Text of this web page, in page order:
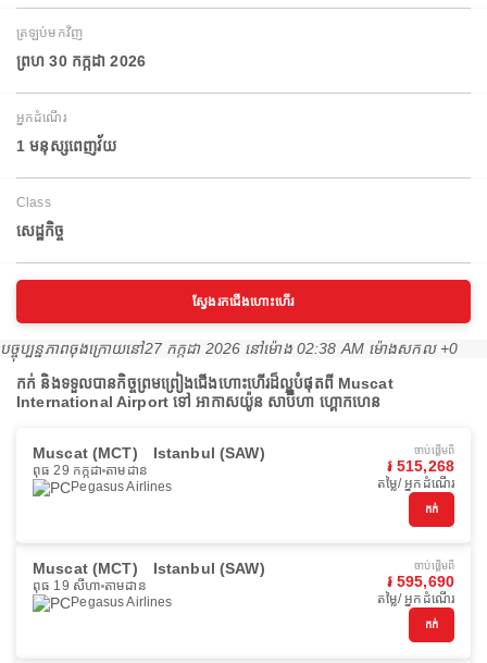
ត្រឡប់មកវិញ
ព្រហ 30 កក្កដា 2026
អ្នកដំណើរ
1 មនុស្សពេញវ័យ
Class
សេដ្ឋកិច្ច
ស្វែងរកជើងហោះហើរ
បច្ចុប្បន្នភាពចុងក្រោយនៅ27 កក្កដា 2026 នៅ​ម៉ោង 02:38 AM ម៉ោង​សកល +0
កក់ និងទទួលបានកិច្ចព្រមព្រៀងជើងហោះហើរដ៏ល្អបំផុតពី Muscat
International Airport ទៅ អាកាសយ៉ូន សាប៊ីហា ហ្គោកហេន
Muscat (MCT) Istanbul (SAW)
ពុធ 29 កក្កដា តាមដាន
Pegasus Airlines
ចាប់ផ្ដើមពី
៛ 515,268
តម្លៃ/ អ្នកដំណើរ
កក់
Muscat (MCT) Istanbul (SAW)
ពុធ 19 សីហា តាមដាន
Pegasus Airlines
ចាប់ផ្ដើមពី
៛ 595,690
តម្លៃ/ អ្នកដំណើរ
កក់